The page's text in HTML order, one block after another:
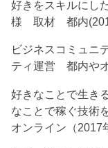
好きをスキルにし
様 取材 都内
ビジネスコミュニ
ティ運営 都内や
好きなことで生き
なことで稼ぐ技術
オンライン（2017